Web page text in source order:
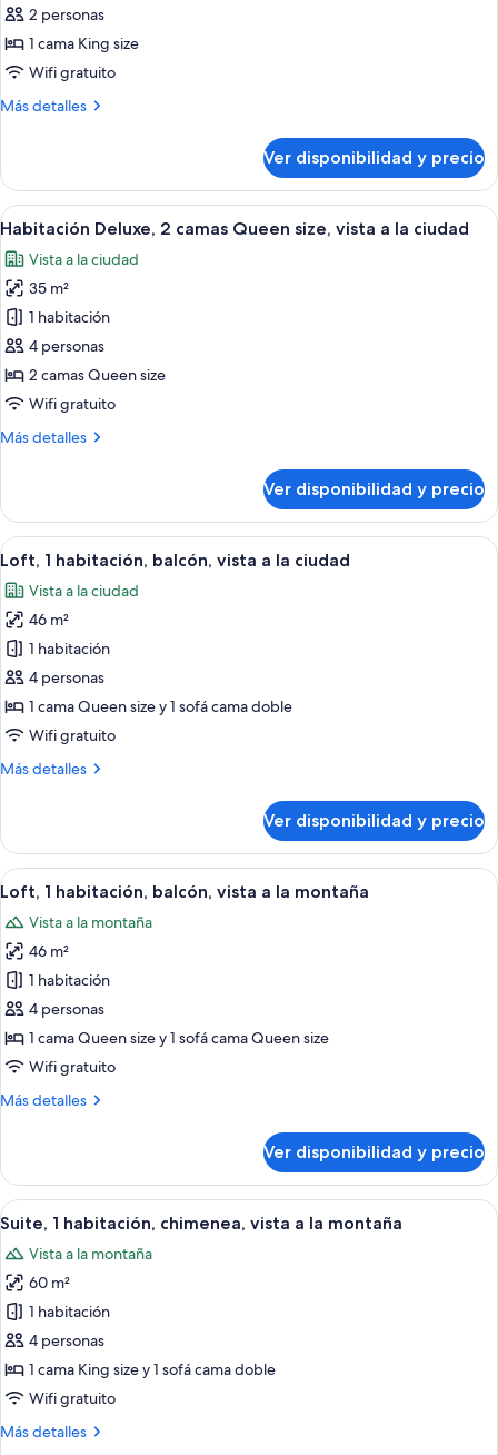
Habitación
Deluxe,
1
King
a
la
ciudad
2 personas
1 cama King size
Wifi gratuito
Más detalles
Más
Deluxe,
cama
size,
vista
la
ciudad
Ver disponibilidad y precio
Ver
todas
las
fotos
de
Habitación
Deluxe,
2
Queen
a
la
ciudad
Habitación de hotel con dos camas,
6
Habitación Deluxe, 2 camas Queen size, vista a la ciudad
Vista a la ciudad
35 m²
1 habitación
4 personas
2 camas Queen size
Wifi gratuito
Más detalles
Más
Deluxe,
camas
size,
vista
la
ciudad
Ver disponibilidad y precio
Ver
todas
las
fotos
de
Loft,
1
habitación,
balcón,
vista
ciudad
Una habitación de hotel con una
6
Loft, 1 habitación, balcón, vista a la ciudad
Vista a la ciudad
46 m²
1 habitación
4 personas
1 cama Queen size y 1 sofá cama doble
Wifi gratuito
Más detalles
Más
1
habitación,
balcón,
a
la
ciudad
Ver disponibilidad y precio
Ver
todas
las
fotos
de
Loft,
1
habitación,
balcón,
vista
montaña
Una habitación de hotel con una
6
Loft, 1 habitación, balcón, vista a la montaña
Vista a la montaña
46 m²
1 habitación
4 personas
1 cama Queen size y 1 sofá cama Queen size
Wifi gratuito
Más detalles
Más
1
habitación,
balcón,
a
la
montaña
Ver disponibilidad y precio
Ver
todas
las
fotos
de
Suite,
1
habitación,
chimenea,
vista
Habitación de hotel con cama,
8
Suite, 1 habitación, chimenea, vista a la montaña
Vista a la montaña
60 m²
1 habitación
4 personas
1 cama King size y 1 sofá cama doble
Wifi gratuito
Más detalles
Más